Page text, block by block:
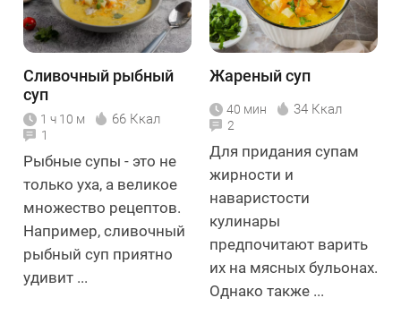
Сливочный рыбный
суп
1 ч 10 м 66 Ккал
1
Рыбные супы - это не
только уха, а великое
множество рецептов.
Например, сливочный
рыбный суп приятно
удивит ...
Жареный суп
40 мин 34 Ккал
2
Для придания супам
жирности и
наваристости
кулинары
предпочитают варить
их на мясных бульонах.
Однако также ...